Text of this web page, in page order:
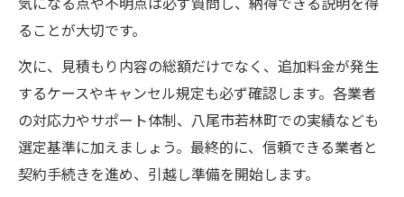
ることが大切です。
次に、見積もり内容の総額だけでなく、追加料金が発生
するケースやキャンセル規定も必ず確認します。各業者
の対応力やサポート体制、八尾市若林町での実績なども
選定基準に加えましょう。最終的に、信頼できる業者と
契約手続きを進め、引越し準備を開始します。